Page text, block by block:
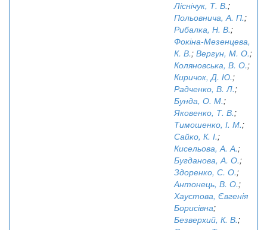
Ліснічук, Т. В.;
Польовнича, А. П.;
Рибалка, Н. В.;
Фокіна-Мезенцева,
К. В.; Вергун, М. О.;
Коляновська, В. О.;
Киричок, Д. Ю.;
Радченко, В. Л.;
Бунда, О. М.;
Яковенко, Т. В.;
Тимошенко, І. М.;
Сайко, К. І.;
Кисельова, А. А.;
Бугданова, А. О.;
Здоренко, С. О.;
Антонець, В. О.;
Хаустова, Євгенія
Борисівна;
Безверхий, К. В.;